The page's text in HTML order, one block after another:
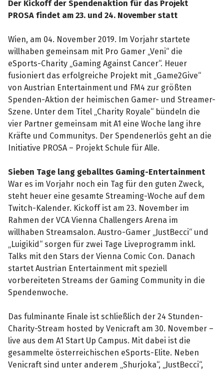
Der Kickoff der Spendenaktion für das Projekt
PROSA findet am 23. und 24. November statt
Wien, am 04. November 2019. Im Vorjahr startete
willhaben gemeinsam mit Pro Gamer „Veni“ die
eSports-Charity „Gaming Against Cancer“. Heuer
fusioniert das erfolgreiche Projekt mit „Game2Give“
von Austrian Entertainment und FM4 zur größten
Spenden-Aktion der heimischen Gamer- und Streamer-
Szene. Unter dem Titel „Charity Royale“ bündeln die
vier Partner gemeinsam mit A1 eine Woche lang ihre
Kräfte und Communitys. Der Spendenerlös geht an die
Initiative PROSA – Projekt Schule für Alle.
Sieben Tage lang geballtes Gaming-Entertainment
War es im Vorjahr noch ein Tag für den guten Zweck,
steht heuer eine gesamte Streaming-Woche auf dem
Twitch-Kalender. Kickoff ist am 23. November im
Rahmen der VCA Vienna Challengers Arena im
willhaben Streamsalon. Austro-Gamer „JustBecci“ und
„Luigikid“ sorgen für zwei Tage Liveprogramm inkl.
Talks mit den Stars der Vienna Comic Con. Danach
startet Austrian Entertainment mit speziell
vorbereiteten Streams der Gaming Community in die
Spendenwoche.
Das fulminante Finale ist schließlich der 24 Stunden-
Charity-Stream hosted by Venicraft am 30. November –
live aus dem A1 Start Up Campus. Mit dabei ist die
gesammelte österreichischen eSports-Elite. Neben
Venicraft sind unter anderem „Shurjoka“, „JustBecci“,